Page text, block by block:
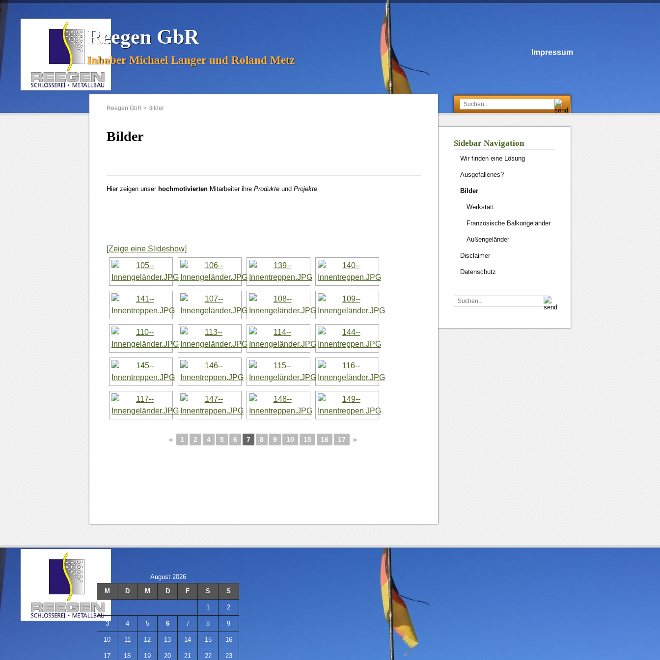
Reegen GbR
Inhaber Michael Langer und Roland Metz
Impressum
Reegen GbR > Bilder
Bilder
Hier zeigen unser hochmotivierten Mitarbeiter ihre Produkte und Projekte
[Zeige eine Slideshow]
◄ 1 2 4 5 6 7 8 9 10 15 16 17 ►
Sidebar Navigation
Wir finden eine Lösung
Ausgefallenes?
Bilder
Werkstatt
Französische Balkongeländer
Außengeländer
Disclaimer
Datenschutz
August 2026
M
D M D F S S
1 2
3 4 5 6 7 8 9
10 11 12 13 14 15 16
17 18 19 20 21 22 23